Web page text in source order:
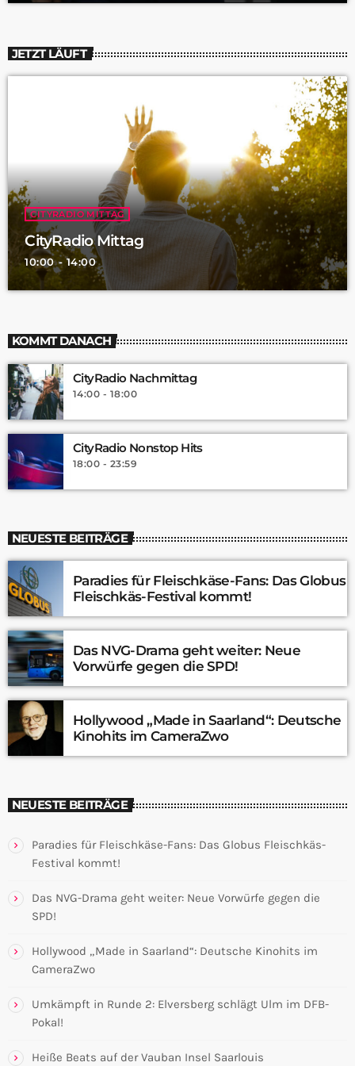
JETZT LÄUFT
CITYRADIO MITTAG
CityRadio Mittag
10:00 - 14:00
KOMMT DANACH
CityRadio Nachmittag
14:00 - 18:00
CityRadio Nonstop Hits
18:00 - 23:59
NEUESTE BEITRÄGE
Paradies für Fleischkäse-Fans: Das Globus
Fleischkäs-Festival kommt!
Das NVG-Drama geht weiter: Neue
Vorwürfe gegen die SPD!
Hollywood „Made in Saarland“: Deutsche
Kinohits im CameraZwo
NEUESTE BEITRÄGE
Paradies für Fleischkäse-Fans: Das Globus Fleischkäs-
Festival kommt!
Das NVG-Drama geht weiter: Neue Vorwürfe gegen die
SPD!
Hollywood „Made in Saarland“: Deutsche Kinohits im
CameraZwo
Umkämpft in Runde 2: Elversberg schlägt Ulm im DFB-
Pokal!
Heiße Beats auf der Vauban Insel Saarlouis